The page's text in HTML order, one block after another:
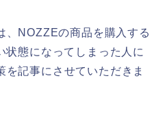
、NOZZEの商品を購入する
状態になってしまった人に
を記事にさせていただきま